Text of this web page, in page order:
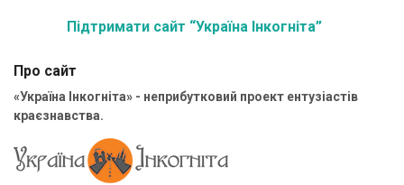
Підтримати сайт “Україна Інкогніта”
Про сайт
«Україна Інкогніта» - неприбутковий проект ентузіастів
краєзнавства.